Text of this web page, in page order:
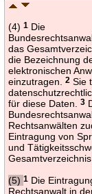
(4)1 Die
das
die Bezeichnung
elektronischen
einzutragen.2 Sie
für diese Daten.3
Rechtsanwälten
Eintragung von
und
(5)1 Die
Rechtsanwalt in